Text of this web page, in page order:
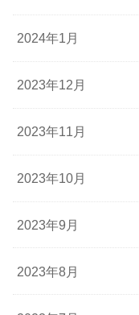
2024年1月
2023年12月
2023年11月
2023年10月
2023年9月
2023年8月